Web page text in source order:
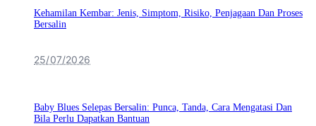
Kehamilan Kembar: Jenis, Simptom, Risiko, Penjagaan Dan Proses
Bersalin
25/07/2026
Baby Blues Selepas Bersalin: Punca, Tanda, Cara Mengatasi Dan
Bila Perlu Dapatkan Bantuan